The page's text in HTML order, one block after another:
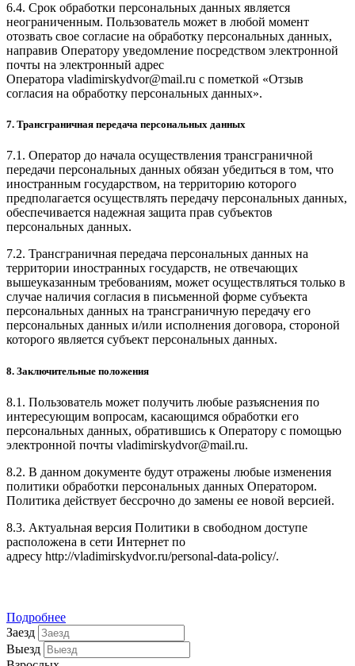
6.4. Срок обработки персональных данных является
неограниченным. Пользователь может в любой момент
отозвать свое согласие на обработку персональных данных,
направив Оператору уведомление посредством электронной
почты на электронный адрес
Оператора vladimirskydvor@mail.ru с пометкой «Отзыв
согласия на обработку персональных данных».
7. Трансграничная передача персональных данных
7.1. Оператор до начала осуществления трансграничной
передачи персональных данных обязан убедиться в том, что
иностранным государством, на территорию которого
предполагается осуществлять передачу персональных данных,
обеспечивается надежная защита прав субъектов
персональных данных.
7.2. Трансграничная передача персональных данных на
территории иностранных государств, не отвечающих
вышеуказанным требованиям, может осуществляться только в
случае наличия согласия в письменной форме субъекта
персональных данных на трансграничную передачу его
персональных данных и/или исполнения договора, стороной
которого является субъект персональных данных.
8. Заключительные положения
8.1. Пользователь может получить любые разъяснения по
интересующим вопросам, касающимся обработки его
персональных данных, обратившись к Оператору с помощью
электронной почты vladimirskydvor@mail.ru.
8.2. В данном документе будут отражены любые изменения
политики обработки персональных данных Оператором.
Политика действует бессрочно до замены ее новой версией.
8.3. Актуальная версия Политики в свободном доступе
расположена в сети Интернет по
адресу http://vladimirskydvor.ru/personal-data-policy/.
Подробнее
Заезд
Выезд